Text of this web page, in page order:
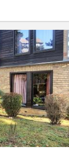
KV 1583
située dans un
de 8 chambres
d'étudiants.